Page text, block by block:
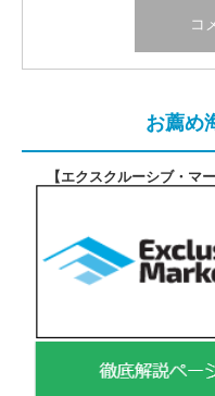
お薦め
【エクスクルーシブ・マ